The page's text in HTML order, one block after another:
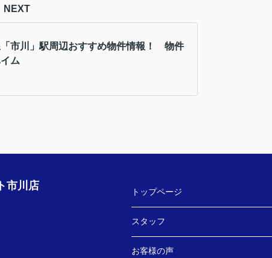
NEXT
市川」駅周辺おすすめ物件情報！ 物件
ム
市川店 トップページ
スタッフ
お客様の声